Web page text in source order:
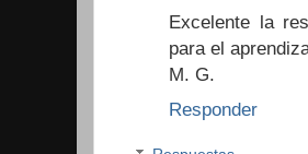
Excelente la
para el
M. G.
Responder